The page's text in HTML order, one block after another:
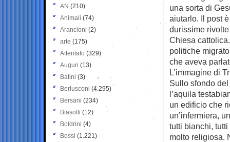
una sorta di
aiutarlo. Il post
durissime
Chiesa
politiche
che aveva
L’immagine di
Sullo sfondo
l’aquila
un edificio che
un’infermiera,
tutti bianchi,
molto religiosa.
AN (210)
Animali (74)
Arancioni (2)
arte (175)
Attentato (329)
Auguri (13)
Batini (3)
Berlusconi (4.295)
Bersani (234)
Biasotti (12)
Boldrini (4)
Bossi (1.221)